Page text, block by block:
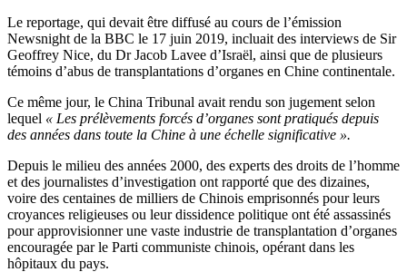
Le reportage, qui devait être diffusé au cours de l’émission
Newsnight de la BBC le 17 juin 2019, incluait des interviews de Sir
Geoffrey Nice, du Dr Jacob Lavee d’Israël, ainsi que de plusieurs
témoins d’abus de transplantations d’organes en Chine continentale.
Ce même jour, le China Tribunal avait rendu son jugement selon
lequel « Les prélèvements forcés d’organes sont pratiqués depuis
des années dans toute la Chine à une échelle significative ».
Depuis le milieu des années 2000, des experts des droits de l’homme
et des journalistes d’investigation ont rapporté que des dizaines,
voire des centaines de milliers de Chinois emprisonnés pour leurs
croyances religieuses ou leur dissidence politique ont été assassinés
pour approvisionner une vaste industrie de transplantation d’organes
encouragée par le Parti communiste chinois, opérant dans les
hôpitaux du pays.